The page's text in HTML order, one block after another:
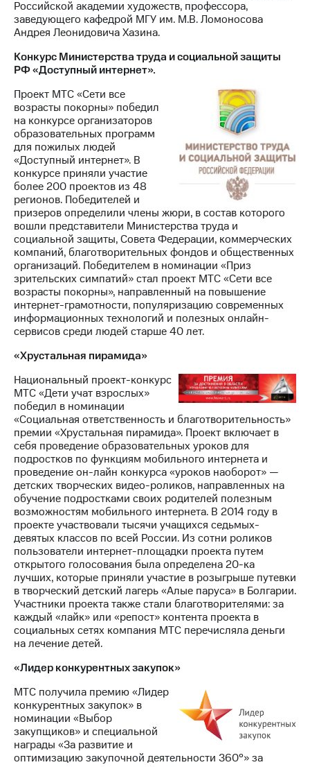
Российской академии художеств, профессора,
заведующего кафедрой МГУ им. М.В. Ломоносова
Андрея Леонидовича Хазина.
Конкурс Министерства труда и социальной защиты
РФ «Доступный интернет».
Проект МТС «Сети все
возрасты покорны» победил
на конкурсе организаторов
образовательных программ
для пожилых людей
«Доступный интернет». В
конкурсе приняли участие
более 200 проектов из 48
регионов. Победителей и
призеров определили члены жюри, в состав которого
вошли представители Министерства труда и
социальной защиты, Совета Федерации, коммерческих
компаний, благотворительных фондов и общественных
организаций. Победителем в номинации «Приз
зрительских симпатий» стал проект МТС «Сети все
возрасты покорны», направленный на повышение
интернет-грамотности, популяризацию современных
информационных технологий и полезных онлайн-
сервисов среди людей старше 40 лет.
«Хрустальная пирамида»
Национальный проект-конкурс
МТС «Дети учат взрослых»
победил в номинации
«Социальная ответственность и благотворительность»
премии «Хрустальная пирамида». Проект включает в
себя проведение образовательных уроков для
подростков по функциям мобильного интернета и
проведение он-лайн конкурса «уроков наоборот» —
детских творческих видео-роликов, направленных на
обучение подростками своих родителей полезным
возможностям мобильного интернета. В 2014 году в
проекте участвовали тысячи учащихся седьмых-
девятых классов по всей России. Из сотни роликов
пользователи интернет-площадки проекта путем
открытого голосования была определена 20-ка
лучших, которые приняли участие в розыгрыше путевки
в творческий детский лагерь «Алые паруса» в Болгарии.
Участники проекта также стали благотворителями: за
каждый «лайк» или «репост» контента проекта в
социальных сетях компания МТС перечисляла деньги
на лечение детей.
«Лидер конкурентных закупок»
МТС получила премию «Лидер
конкурентных закупок» в
номинации «Выбор
закупщиков» и специальной
награды «За развитие и
оптимизацию закупочной деятельности 360°» за